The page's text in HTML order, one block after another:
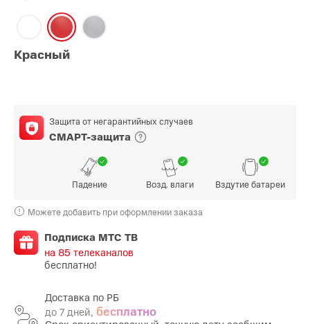
Красный
Защита от негарантийных случаев
СМАРТ-защита
Падение Возд. влаги Вздутие батареи
Можете добавить при оформлении заказа
Подписка МТС ТВ
на 85 телеканалов
бесплатно!
Доставка по РБ
до 7 дней, бесплатно